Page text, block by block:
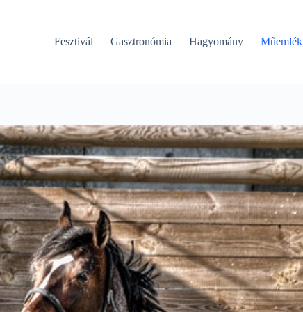
Fesztivál Gasztronómia Hagyomány Műemlék